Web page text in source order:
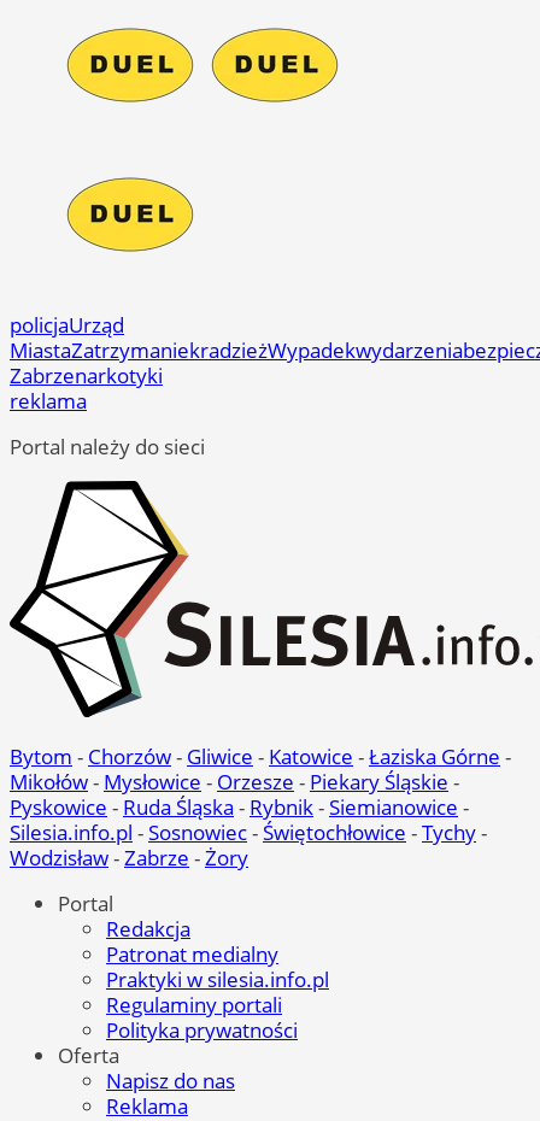
policjaUrząd
MiastaZatrzymaniekradzieżWypadekwydarzenia
Zabrzenarkotyki
reklama
Portal należy do sieci
Bytom - Chorzów- Gliwice - Katowice -Łaziska Górne -
Mikołów- Mysłowice - Orzesze - Piekary Śląskie -
Pyskowice - Ruda Śląska - Rybnik-Siemianowice -
Silesia.info.pl -Sosnowiec-Świętochłowice -Tychy-
Wodzisław-Zabrze -Żory
Portal
Redakcja
Patronat medialny
Praktyki w silesia.info.pl
Regulaminy portali
Polityka prywatności
Oferta
Napisz do nas
Reklama